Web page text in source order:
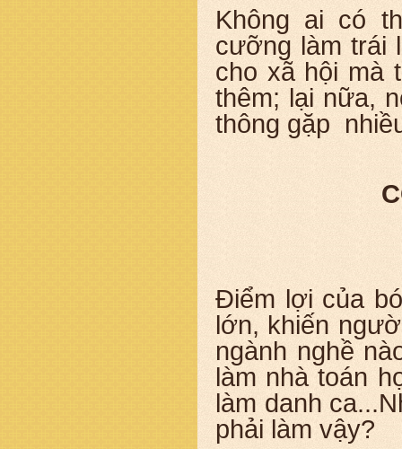
Không ai có
cưỡng làm trái
cho xã hội mà
thêm; lại nữa,
thông gặp
Điểm lợi của
lớn, khiến
ngành nghề
làm nhà toán
làm danh
phải làm vậy?